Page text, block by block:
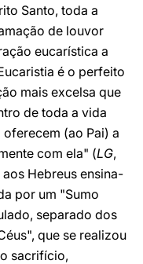
Santo, toda a
de louvor
eucarística a
é o perfeito
mais excelsa que
de toda a vida
(ao Pai) a
com ela" (LG,
aos Hebreus ensina-
por um "Sumo
separado dos
que se realizou
sacrifício,